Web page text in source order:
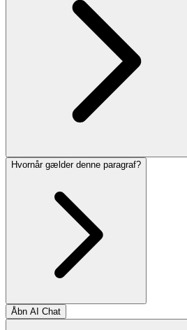
Hvornår gælder denne paragraf?
Åbn AI Chat